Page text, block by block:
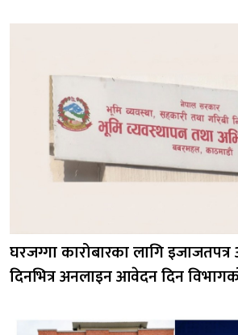
घरजग्गा कारोबारका लागि इजाजतपत्र
दिनभित्र अनलाइन आवेदन दिन